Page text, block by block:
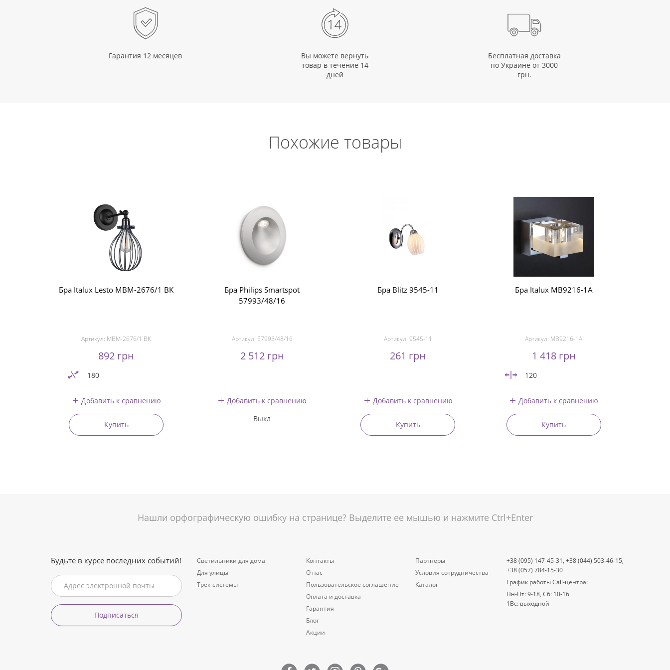
Гарантия 12 месяцев
Вы можете вернуть
товар в течение 14
дней
Бесплатная доставка
по Украине от 3000
грн.
Похожие товары
Бра Italux Lesto MBM-2676/1 BK
Артикул: MBM-2676/1 BK
892 грн
180
Добавить к сравнению
Купить
Бра Philips Smartspot
57993/48/16
Артикул: 57993/48/16
2 512 грн
Добавить к сравнению
Выкл
Бра Blitz 9545-11
Артикул: 9545-11
261 грн
Добавить к сравнению
Купить
Бра Italux MB9216-1A
Артикул: MB9216-1A
1 418 грн
120
Добавить к сравнению
Купить
Нашли орфографическую ошибку на странице? Выделите ее мышью и нажмите Ctrl+Enter
Будьте в курсе последних событий!
Подписаться
Светильники для дома
Для улицы
Трек-системы
Контакты
О нас
Пользовательское соглашение
Оплата и доставка
Гарантия
Блог
Акции
Партнеры
Условия сотрудничества
Каталог
+38 (095) 147-45-31, +38 (044) 503-46-15,
+38 (057) 784-15-30
График работы Call-центра:
Пн-Пт: 9-18, Сб: 10-16
1Вс: выходной